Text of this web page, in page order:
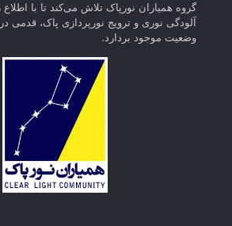
گروه همیاران نورپاک تلاش می‌کند تا با اطلاع
آلودگی نوری و ترویج نورپردازی پاک، قدمی
وضعیت موجود بردارد.